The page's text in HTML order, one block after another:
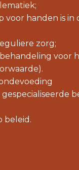
handen is in
zorg;
voor
beleid.